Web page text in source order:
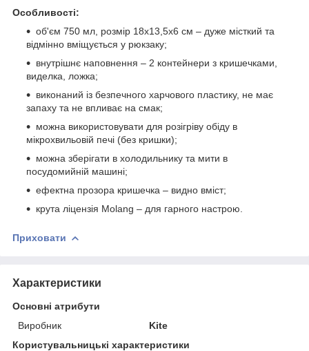
Особливості:
об'єм 750 мл, розмір 18х13,5х6 см – дуже місткий та
відмінно вміщується у рюкзаку;
внутрішнє наповнення – 2 контейнери з кришечками,
виделка, ложка;
виконаний із безпечного харчового пластику, не має
запаху та не впливає на смак;
можна використовувати для розігріву обіду в
мікрохвильовій печі (без кришки);
можна зберігати в холодильнику та мити в
посудомийній машині;
ефектна прозора кришечка – видно вміст;
крута ліцензія Molang – для гарного настрою.
Приховати
Характеристики
Основні атрибути
Виробник
Kite
Користувальницькі характеристики